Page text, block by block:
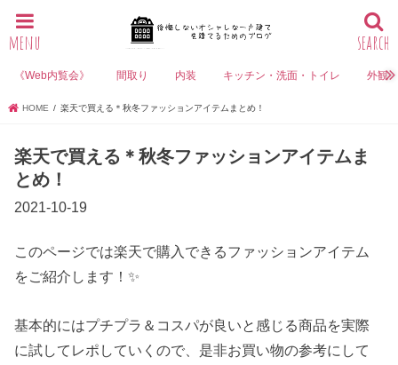
search
menu
《Web内覧会》 間取り 内装 キッチン・洗面・トイレ 外観
HOME 楽天で買える＊秋冬ファッションアイテムまとめ！
楽天で買える＊秋冬ファッションアイテムま
とめ！
2021-10-19
このページでは楽天で購入できるファッションアイテム
をご紹介します！✨
基本的にはプチプラ＆コスパが良いと感じる商品を実際
に試してレポしていくので、是非お買い物の参考にして